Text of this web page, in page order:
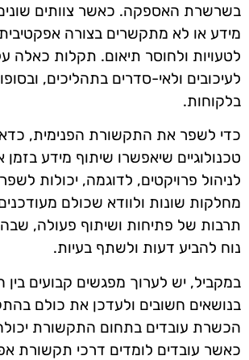
בשרשרת האספקה. כאשר צוותים
מידע או לא מתקשרים בצורה
לטעויות ולחוסר תיאום. תקלות כאלה
לעיכובים ולאי-סדרים בתהליכים,
בלקוחות.
כדי לשפר את התקשורת הפנימית,
טכנולוגיים שיאפשרו שיתוף מידע
לניהול פרויקטים, לדוגמה, יכולות
מחלקות שונות ולוודא שכולם
תרבות של פתיחות ושיתוף פעולה,
נוח להביע דעות ולשתף בעיות.
במקביל, יש לערוך מפגשים קבועים בין
בנושאים חשובים ולעדכן את כולם
הכשרת עובדים בתחום התקשורת
כאשר עובדים לומדים דרכי תקשורת